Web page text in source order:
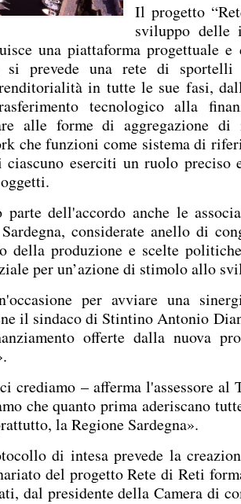
Il progetto
sviluppo delle
una piattaforma progettuale
si prevede una rete di sportelli
in tutte le sue fasi,
tecnologico alla
alle forme di aggregazione
che funzioni come sistema di
eserciti un ruolo preciso
parte dell'accordo anche le
considerate anello di
della produzione e scelte
per un’azione di stimolo allo
per avviare una
il sindaco di Stintino Antonio
offerte dalla nuova
crediamo – afferma l'assessore al
che quanto prima aderiscano
la Regione Sardegna».
di intesa prevede la
del progetto Rete di Reti
dal presidente della Camera di